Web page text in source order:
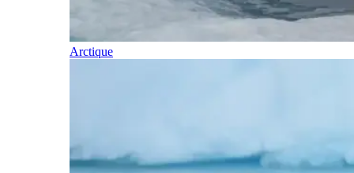
Arctique